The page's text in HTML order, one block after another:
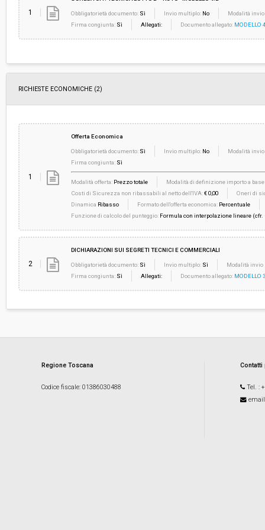
1 Obbligatorietà documento: Sì Invio multiplo: No
Modalità
Firma congiunta: Sì Allegati: Documento allegato: MODELLO
RICHIESTE ECONOMICHE (2)
1
Offerta Economica
Obbligatorietà documento: Sì Invio multiplo: No
Modalità
Firma congiunta: Sì
Modalità offerta: Prezzo totale
Modalità di definizione importo a base
Costi di Sicurezza non ribassabili al netto dell'IVA:€ 0,00
Oneri di
Dinamica Ribasso Formato dell'offerta economica: Percentuale
Funzione di calcolo del punteggio: Formula con interpolazione lineare (cfr.
2
DICHIARAZIONI SUI SEGRETI TECNICI E COMMERCIALI
Obbligatorietà documento: Sì Invio multiplo: Sì
Modalità invio
Firma congiunta: Sì Allegati: Documento allegato: MODELLO
Regione Toscana
Codice fiscale: 01386030488 Tel. :
email